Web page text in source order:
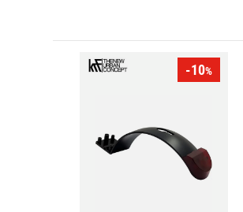
-10%